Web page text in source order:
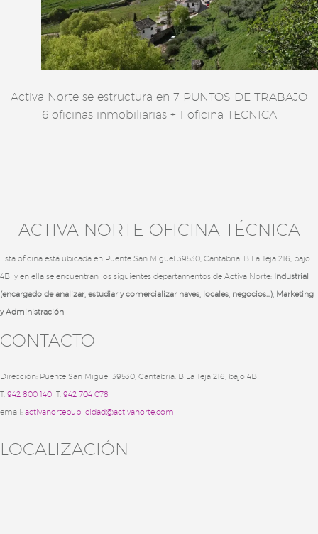
Activa Norte se estructura en 7 PUNTOS DE TRABAJO
6 oficinas inmobiliarias + 1 oficina TECNICA
ACTIVA NORTE OFICINA TÉCNICA
Esta oficina está ubicada en Puente San Miguel 39530, Cantabria. B La Teja 216, bajo
4B y en ella se encuentran los siguientes departamentos de Activa Norte: Industrial
(encargado de analizar, estudiar y comercializar naves, locales, negocios…), Marketing
y Administración
CONTACTO
Dirección: Puente San Miguel 39530, Cantabria. B La Teja 216, bajo 4B
T. 942 800 140 T. 942 704 078
email: activanortepublicidad@activanorte.com
LOCALIZACIÓN